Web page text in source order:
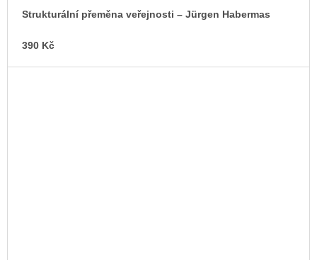
Strukturální přeměna veřejnosti – Jürgen Habermas
390 Kč